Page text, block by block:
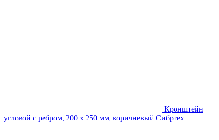
Кронштейн
угловой с ребром, 200 х 250 мм, коричневый Сибртех